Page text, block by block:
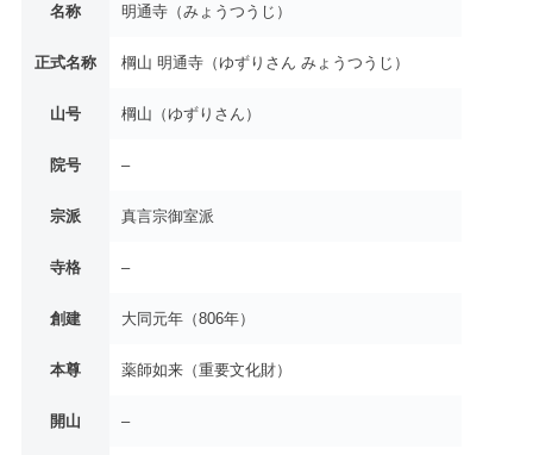
名称 明通寺（みょうつうじ）
正式名称 棡山 明通寺（ゆずりさん みょうつうじ）
山号 棡山（ゆずりさん）
院号 –
宗派 真言宗御室派
寺格 –
創建 大同元年（806年）
本尊 薬師如来（重要文化財）
開山 –